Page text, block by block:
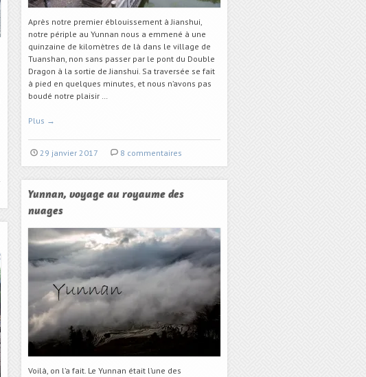
Après notre premier éblouissement à Jianshui,
notre périple au Yunnan nous a emmené à une
quinzaine de kilomètres de là dans le village de
Tuanshan, non sans passer par le pont du Double
Dragon à la sortie de Jianshui. Sa traversée se fait
à pied en quelques minutes, et nous n’avons pas
boudé notre plaisir …
Plus →
29 janvier 2017 8 commentaires
Yunnan, voyage au royaume des
nuages
Voilà, on l’a fait. Le Yunnan était l’une des